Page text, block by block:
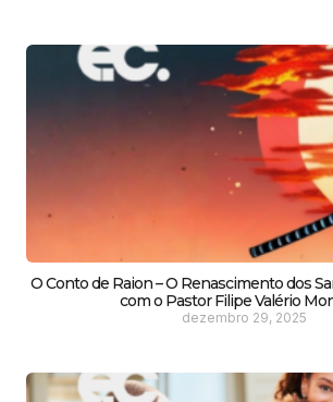
O Conto de Raion – O Renascimento dos
com o Pastor Filipe Valério
dezembro 29, 2025